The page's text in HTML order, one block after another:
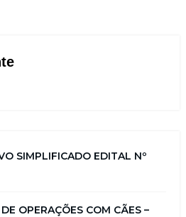
SIMPLIFICADO EDITAL Nº
OPERAÇÕES COM CÃES –